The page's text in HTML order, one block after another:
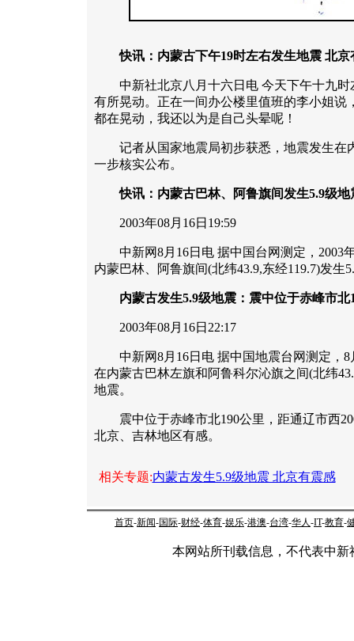
快讯：内蒙古下午19时左右发生地震 北京
中新社北京八月十六日电 今天下午十九时
有所晃动。正在一间办公楼里值班的李小姐说
都在晃动，我还以为是自己头晕呢！
记者从国家地震局初步获悉，地震发生在
一步核实公布。
快讯：内蒙古巴林、阿鲁旗间发生5.9级地
2003年08月16日19:59
中新网8月16日电 据中国台网测定，2003年
内蒙巴林、阿鲁旗间(北纬43.9,东经119.7)发生
内蒙古发生5.9级地震：震中位于赤峰市北
2003年08月16日22:17
中新网8月16日电 据中国地震台网测定，8
在内蒙古巴林左旗和阿鲁科尔沁旗之间(北纬
地震。
震中位于赤峰市北190公里，距通辽市西
北京、吉林地区有感。
相关专题:内蒙古发生5.9级地震 北京有震感
首页-新闻-国际-财经-体育-娱乐-港澳-台湾-华人-IT-教育-
本网站所刊载信息，不代表中